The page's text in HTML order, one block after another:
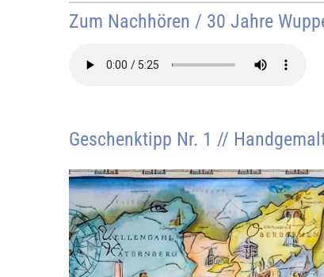
Zum Nachhören / 30 Jahre
Geschenktipp Nr. 1 //